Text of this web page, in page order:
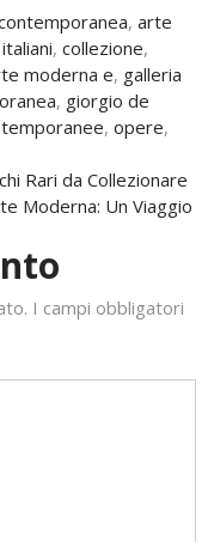
, arte
, collezione,
moderna e, galleria
, giorgio de
, opere,
Rari da Collezionare
Moderna: Un Viaggio
I campi obbligatori